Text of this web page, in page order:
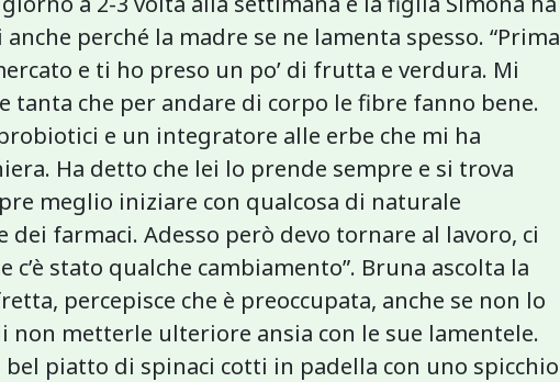
perché la madre se ne lamenta spesso. “Prima
e ti ho preso un po’ di frutta e verdura. Mi
tanta che per andare di corpo le fibre fanno bene.
e un integratore alle erbe che mi ha
Ha detto che lei lo prende sempre e si trova
meglio iniziare con qualcosa di naturale
farmaci. Adesso però devo tornare al lavoro, ci
c’è stato qualche cambiamento”. Bruna ascolta la
percepisce che è preoccupata, anche se non lo
non metterle ulteriore ansia con le sue lamentele.
piatto di spinaci cotti in padella con uno spicchio